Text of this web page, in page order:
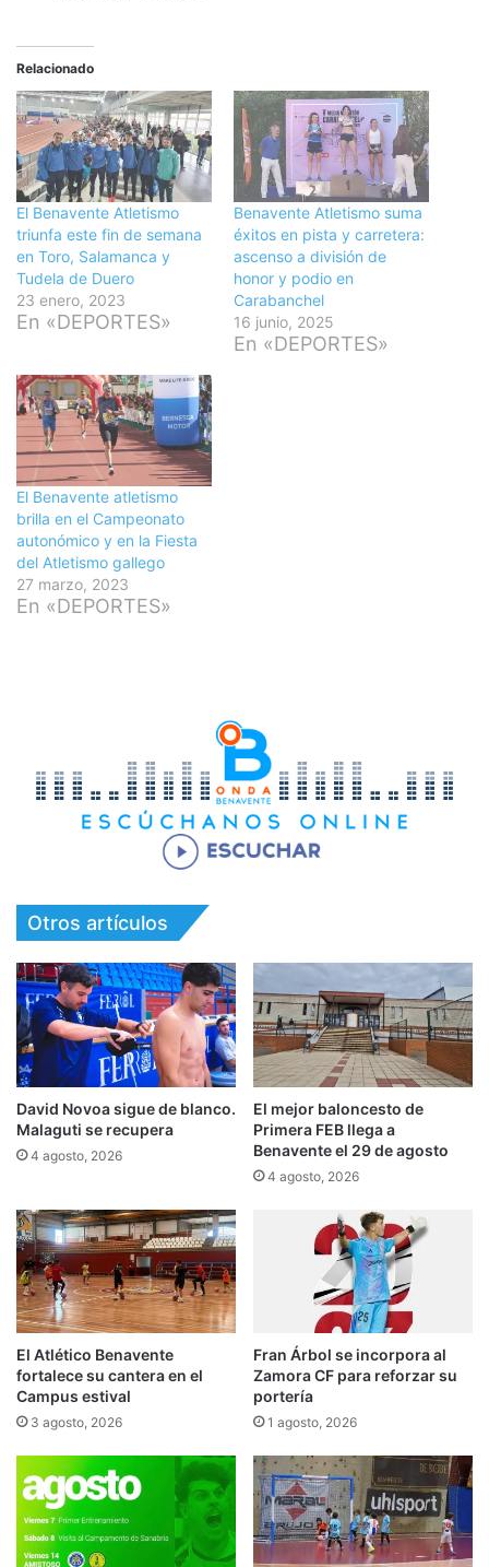
Relacionado
El Benavente Atletismo
triunfa este fin de semana
en Toro, Salamanca y
Tudela de Duero
23 enero, 2023
En «DEPORTES»
Benavente Atletismo suma
éxitos en pista y carretera:
ascenso a división de
honor y podio en
Carabanchel
16 junio, 2025
En «DEPORTES»
El Benavente atletismo
brilla en el Campeonato
autonómico y en la Fiesta
del Atletismo gallego
27 marzo, 2023
En «DEPORTES»
Otros artículos
David Novoa sigue de blanco.
Malaguti se recupera
4 agosto, 2026
El mejor baloncesto de
Primera FEB llega a
Benavente el 29 de agosto
4 agosto, 2026
El Atlético Benavente
fortalece su cantera en el
Campus estival
3 agosto, 2026
Fran Árbol se incorpora al
Zamora CF para reforzar su
portería
1 agosto, 2026